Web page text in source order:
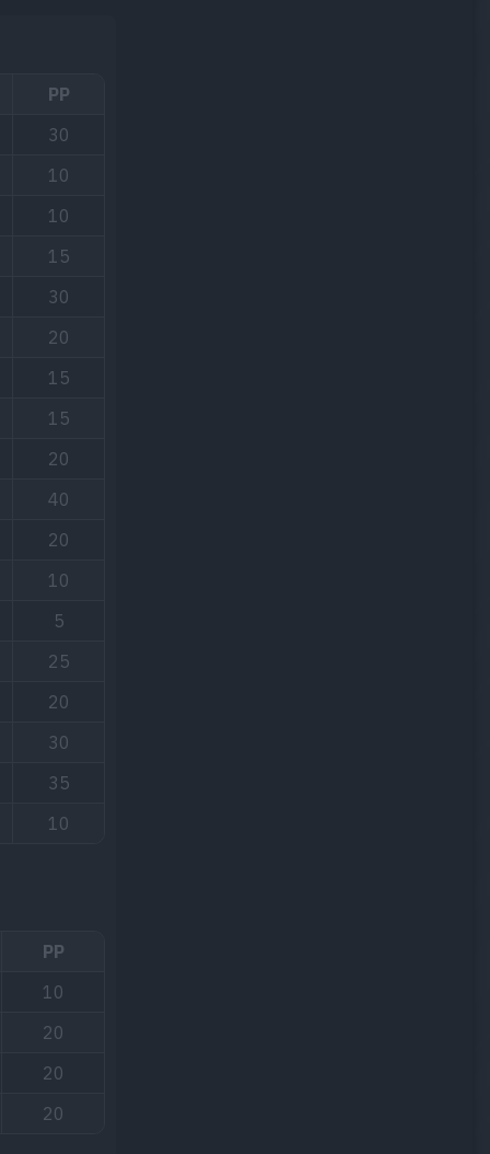
PP
30
10
10
15
30
20
15
15
20
40
20
10
5
25
20
30
35
10
PP
10
20
20
20